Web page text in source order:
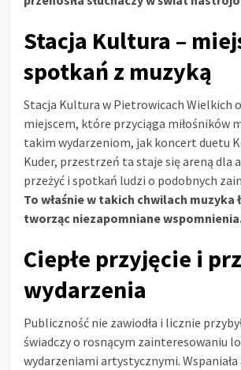
Stacja Kultura –
spotkań z muzyką
Stacja Kultura w Pietrowicach Wielkich
miejscem, które przyciąga miłośników
takim wydarzeniom, jak koncert duetu
Kuder, przestrzeń ta staje się areną dla
przeżyć i spotkań ludzi o podobnych
To właśnie w takich chwilach muzyka
tworząc niezapomniane
Ciepłe przyjęcie i
wydarzenia
Publiczność nie zawiodła i licznie
świadczy o rosnącym zainteresowaniu
wydarzeniami artystycznymi.